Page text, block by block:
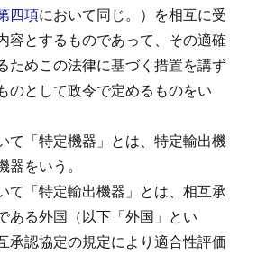
四項において同じ。）を相互に受
容とするものであって、その適確
ためこの法律に基づく措置を講ず
のとして政令で定めるものをい
て「特定機器」とは、特定輸出機
をいう。
て「特定輸出機器」とは、相互承
ある外国（以下「外国」とい
承認協定の規定により適合性評価